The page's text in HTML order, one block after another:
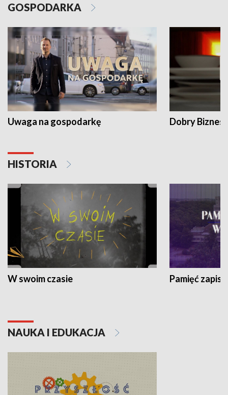
GOSPODARKA
Uwaga na gospodarkę Dobry Biznes
HISTORIA
W swoim czasie Pamięć
NAUKA I EDUKACJA